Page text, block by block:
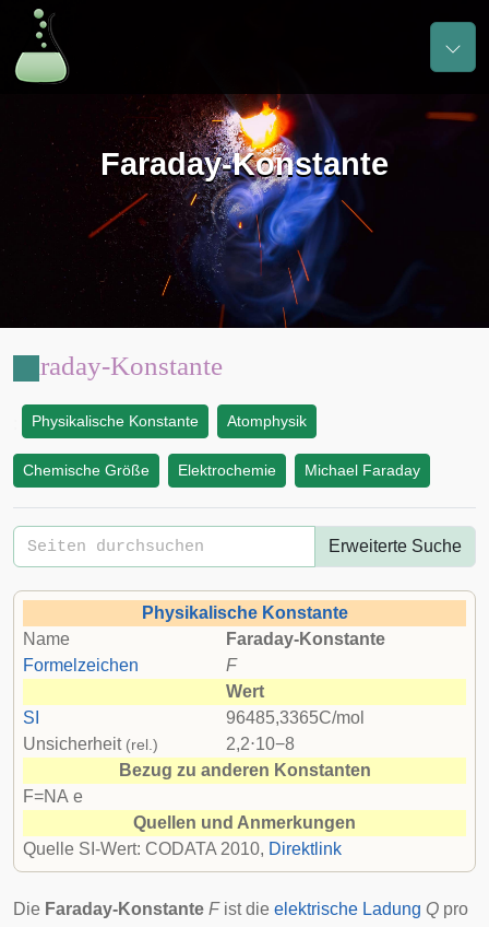
Faraday-Konstante
Faraday-Konstante
Physikalische Konstante Atomphysik
Chemische Größe Elektrochemie Michael Faraday
Erweiterte Suche
Physikalische Konstante
Name
Faraday-Konstante
Formelzeichen
F
Wert
SI
96485,3365C/mo
Unsicherheit (rel.) 2,2⋅10−8
Bezug zu anderen Konstanten
F=NA e
Quellen und Anmerkungen
Quelle SI-Wert: CODATA 2010, Direktlink
Die Faraday-Konstante Fist die elektrische Ladung Q pro